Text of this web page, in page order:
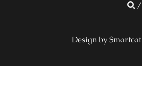
Design by Smartcat